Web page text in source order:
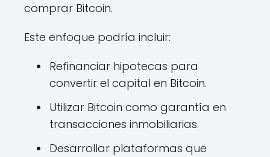
comprar Bitcoin.
Este enfoque podría incluir:
Refinanciar hipotecas para
convertir el capital en Bitcoin.
Utilizar Bitcoin como garantía en
transacciones inmobiliarias.
Desarrollar plataformas que